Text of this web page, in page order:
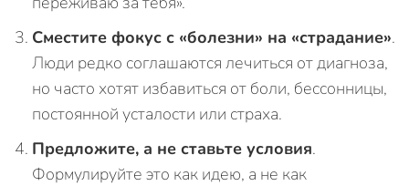
Сместите фокус с «болезни» на «страдание».
Люди редко соглашаются лечиться от диагноза,
но часто хотят избавиться от боли, бессонницы,
постоянной усталости или страха.
Предложите, а не ставьте условия.
Формулируйте это как идею, а не как